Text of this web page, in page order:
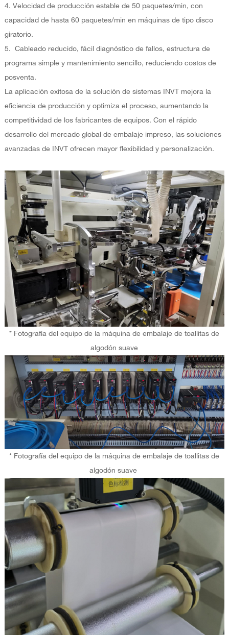
4. Velocidad de producción estable de 50 paquetes/min, con
capacidad de hasta 60 paquetes/min en máquinas de tipo disco
giratorio.
5. Cableado reducido, fácil diagnóstico de fallos, estructura de
programa simple y mantenimiento sencillo, reduciendo costos de
posventa.
La aplicación exitosa de la solución de sistemas INVT mejora la
eficiencia de producción y optimiza el proceso, aumentando la
competitividad de los fabricantes de equipos. Con el rápido
desarrollo del mercado global de embalaje impreso, las soluciones
avanzadas de INVT ofrecen mayor flexibilidad y personalización.
* Fotografía del equipo de la máquina de embalaje de toallitas de
algodón suave
* Fotografía del equipo de la máquina de embalaje de toallitas de
algodón suave